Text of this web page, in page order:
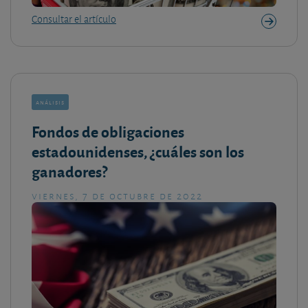
Consultar el artículo
análisis
Fondos de obligaciones
estadounidenses, ¿cuáles son los
ganadores?
viernes, 7 de octubre de 2022